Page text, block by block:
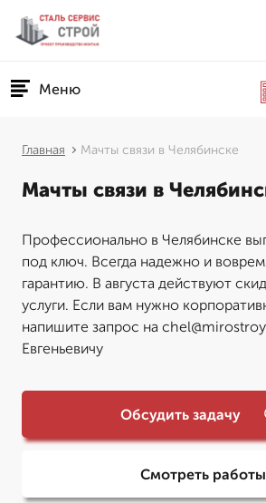
Меню
Главная Мачты связи в Челябинске
Мачты связи в
Профессионально в Челябинске
под ключ. Всегда надежно и
гарантию. В августа действуют
услуги. Если вам нужно
напишите запрос на
Евгеньевичу
Обсудить задачу
Смотреть работы